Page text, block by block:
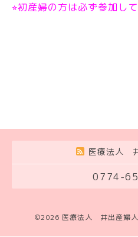
⭐︎初産婦の方は必ず参加し
医療法人
0774-
©2026 医療法人 井出産婦